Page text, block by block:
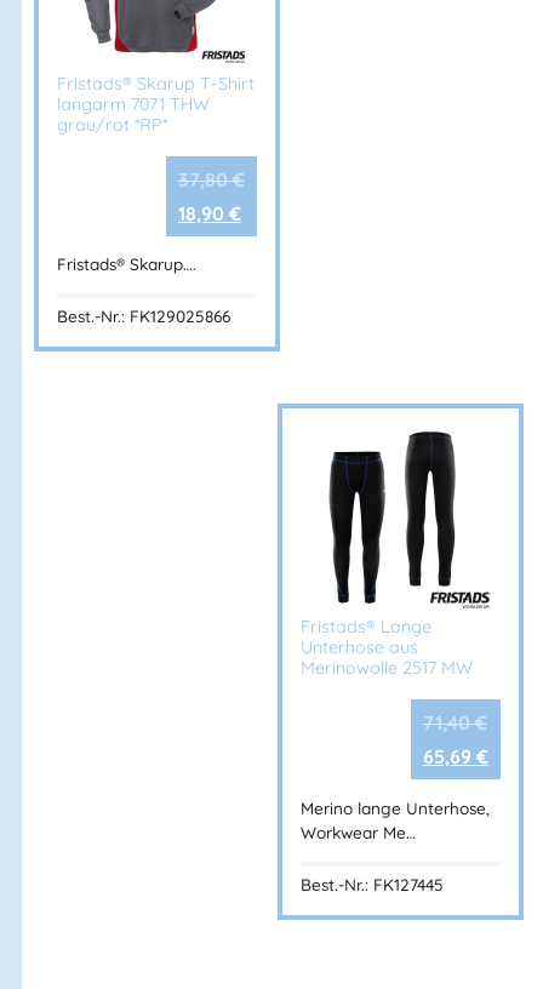
Fristads® Skarup T-Shirt
langarm 7071 THW
grau/rot *RP*
37,80€
18,90 €
Fristads® Skarup….
Best.-Nr.: FK129025866
Fristads® Lange
Unterhose aus
Merinowolle 2517 MW
71,40€
65,69 €
Merino lange Unterhose,
Workwear Me…
Best.-Nr.: FK127445